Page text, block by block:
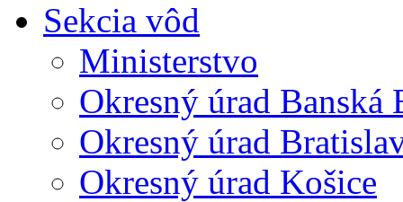
Sekcia vôd
Ministerstvo
Okresný úrad Banská
Okresný úrad
Okresný úrad Košice